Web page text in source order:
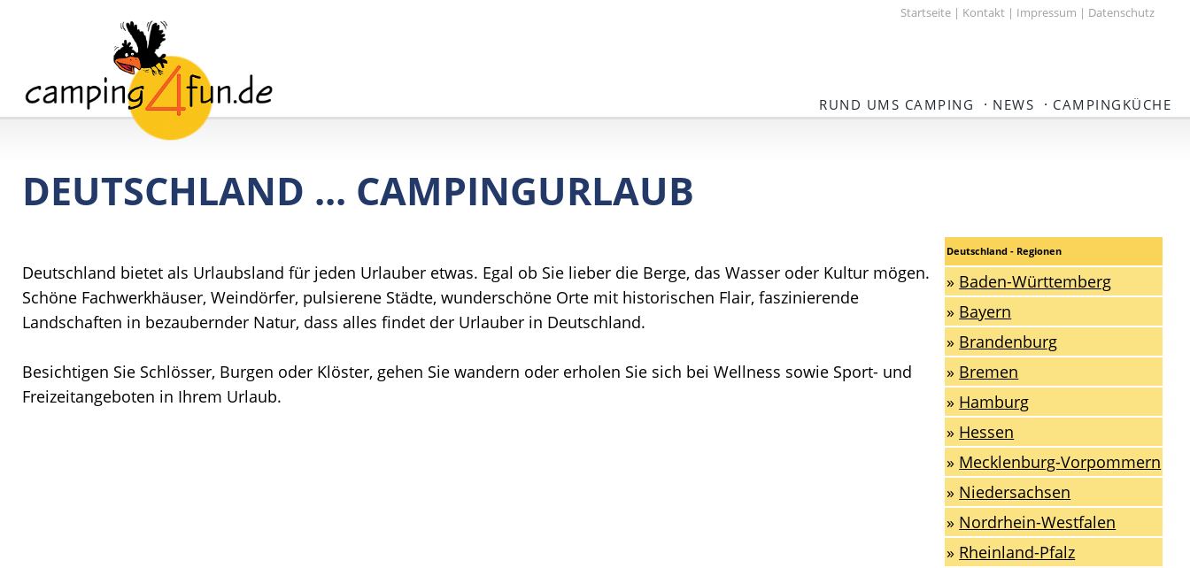
Startseite | Kontakt | Impressum | Datenschutz
CAMPINGKÜCHE
NEWS ·
RUND UMS CAMPING ·
DEUTSCHLAND ... CAMPINGURLAUB
Deutschland - Regionen
» Baden-Württemberg
» Bayern
» Brandenburg
» Bremen
» Hamburg
» Hessen
» Mecklenburg-Vorpommern
» Niedersachsen
» Nordrhein-Westfalen
» Rheinland-Pfalz
Deutschland bietet als Urlaubsland für jeden Urlauber etwas. Egal ob Sie lieber die Berge, das Wasser oder Kultur mögen.
Schöne Fachwerkhäuser, Weindörfer, pulsierene Städte, wunderschöne Orte mit historischen Flair, faszinierende
Landschaften in bezaubernder Natur, dass alles findet der Urlauber in Deutschland.
Besichtigen Sie Schlösser, Burgen oder Klöster, gehen Sie wandern oder erholen Sie sich bei Wellness sowie Sport- und
Freizeitangeboten in Ihrem Urlaub.